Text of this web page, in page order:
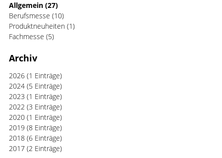
Allgemein (27)
Berufsmesse (10)
Produktneuheiten (1)
Fachmesse (5)
Archiv
2026(1 Einträge)
2024(5 Einträge)
2023 (1 Einträge)
2022 (3 Einträge)
2020(1 Einträge)
2019 (8 Einträge)
2018 (6 Einträge)
2017(2 Einträge)